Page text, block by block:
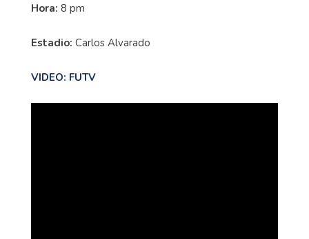
Hora: 8 pm
Estadio: Carlos Alvarado
VIDEO: FUTV